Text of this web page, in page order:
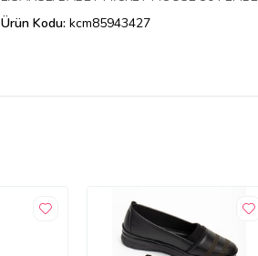
Ürün Kodu: kcm85943427